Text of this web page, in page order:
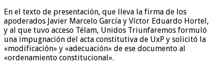
En el texto de presentación, que lleva la firma de los
apoderados Javier Marcelo García y Víctor Eduardo Hortel,
y al que tuvo acceso Télam, Unidos Triunfaremos formuló
una impugnación del acta constitutiva de UxP y solicitó la
«modificación» y «adecuación» de ese documento al
«ordenamiento constitucional».